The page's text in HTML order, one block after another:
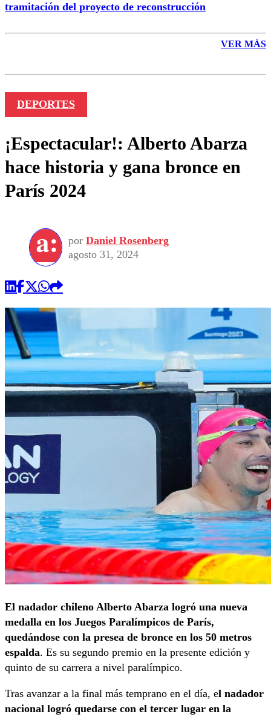
tramitación del proyecto de reconstrucción
VER MÁS
DEPORTES
¡Espectacular!: Alberto Abarza
hace historia y gana bronce en
París 2024
por Daniel Rosenberg
agosto 31, 2024
El nadador chileno Alberto Abarza logró una nueva
medalla en los Juegos Paralímpicos de París,
quedándose con la presea de bronce en los 50 metros
espalda. Es su segundo premio en la presente edición y
quinto de su carrera a nivel paralímpico.
Tras avanzar a la final más temprano en el día, el nadador
nacional logró quedarse con el tercer lugar en la